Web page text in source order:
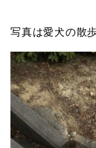
写真は愛犬の散